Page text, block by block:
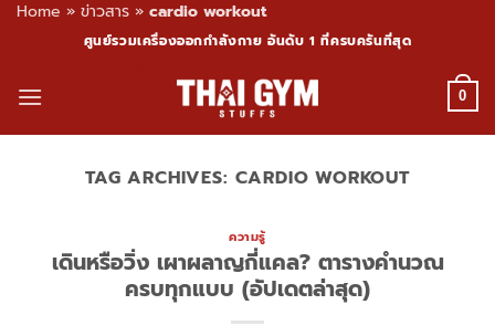
Home » ข่าวสาร » cardio workout
content
ศูนย์รวมเครื่องออกกำลังกาย อันดับ 1 ที่ครบครันที่สุด
0
TAG ARCHIVES: CARDIO WORKOUT
ความรู้
เดินหรือวิ่ง เผาผลาญกี่แคล? ตารางคำนวณ
ครบทุกแบบ (อัปเดตล่าสุด)